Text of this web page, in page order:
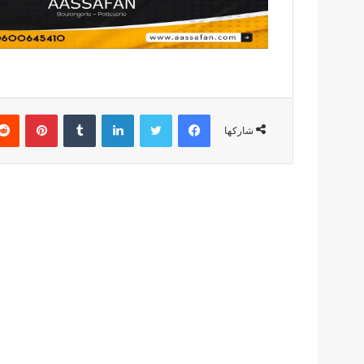
شاركها
فيسبوك تويتر لينكدإن